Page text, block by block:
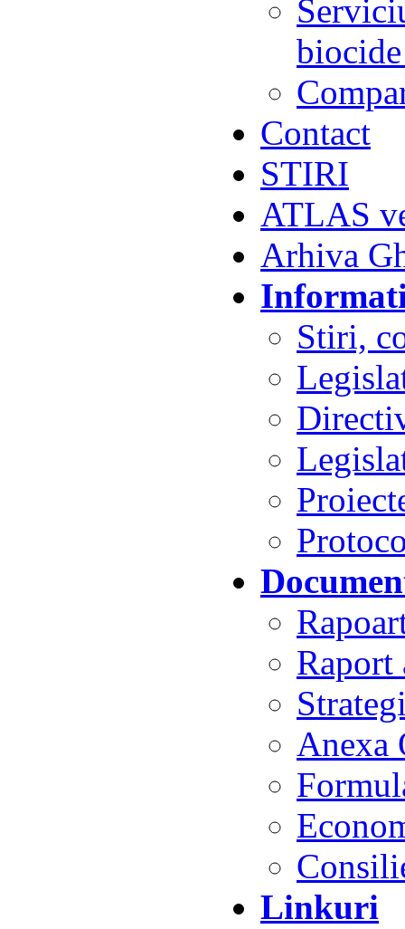
Contact
STIRI
ATLAS
Arhiva
Stiri,
Raport
Anexa
Linkuri